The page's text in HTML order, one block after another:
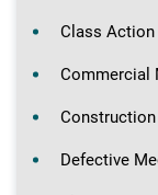
Class Action
Commercial
Defective